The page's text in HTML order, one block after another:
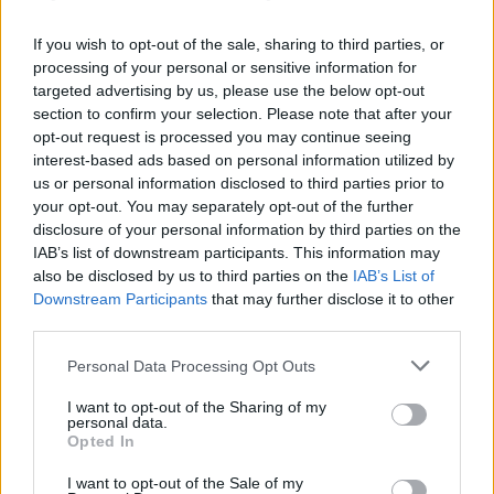
If you wish to opt-out of the sale, sharing to third parties, or
processing of your personal or sensitive information for
targeted advertising by us, please use the below opt-out
section to confirm your selection. Please note that after your
opt-out request is processed you may continue seeing
interest-based ads based on personal information utilized by
us or personal information disclosed to third parties prior to
your opt-out. You may separately opt-out of the further
disclosure of your personal information by third parties on the
IAB’s list of downstream participants. This information may
also be disclosed by us to third parties on the IAB’s List of
Downstream Participants that may further disclose it to other
Personal Data Processing Opt Outs
I want to opt-out of the Sharing of my
personal data.
Opted In
I want to opt-out of the Sale of my
Šveicarijoje, Ukrainoje ir Jungtinėje
Karalystėje buvo įvykdyta didelio masto
tarptautinė operaciją. Jos metu Kipre
sulaikytas šio nusikalstamo susivienijimo
organizatorius, turintis Rusijos Federacijos
pilietybę, o kitose šalyse – pagrindiniai
susivienijimo nariai.
Operacija, padedant Europolui ir Eurojustui,
buvo organizuota Vilniaus apskrities
vyriausiojo policijos komisariato Kriminalinės
policijos nusikaltimų nuosavybei tyrimo
valdybos pareigūnų kartu su kolegomis iš